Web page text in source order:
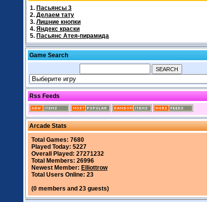
1. Пасьянсы 3
2. Делаем тату
3. Лишние кнопки
4. Яндекс краски
5. Пасьянс Атея-пирамида
Game Search
Rss Feeds
Arcade Stats
Total Games: 7680
Played Today: 5227
Overall Played: 27271232
Total Members: 26996
Newest Member: Elliottrow
Total Users Online: 23
(0 members and 23 guests)